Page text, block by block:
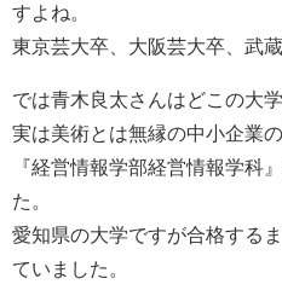
すよね。
東京芸大卒、大阪芸大卒、武
では青木良太さんはどこの大
実は美術とは無縁の中小企業
『経営情報学部経営情報学科
た。
愛知県の大学ですが合格する
ていました。